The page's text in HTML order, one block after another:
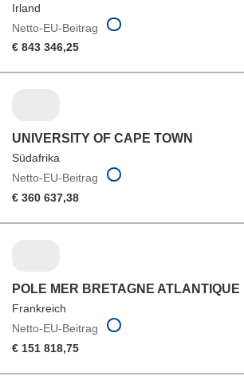
Irland
Netto-EU-Beitrag
€ 843 346,25
UNIVERSITY OF CAPE TOWN
Südafrika
Netto-EU-Beitrag
€ 360 637,38
POLE MER BRETAGNE ATLANTIQUE
Frankreich
Netto-EU-Beitrag
€ 151 818,75